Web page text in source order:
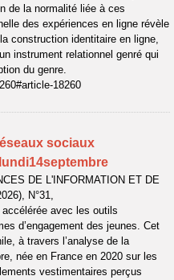
de la normalité liée à ces
des expériences en ligne révèle
construction identitaire en ligne,
instrument relationnel genré qui
du genre.
18260
sociaux
DE L'INFORMATION ET DE
N°31,
avec les outils
d’engagement des jeunes. Cet
à travers l’analyse de la
née en France en 2020 sur les
vestimentaires perçus